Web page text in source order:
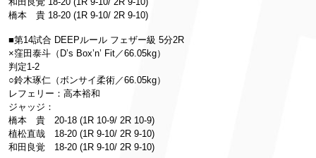
橋本 貴 18-20 (1R 9-10/ 2R 9-10)
■第14試合 DEEPルール フェザー級 5分2R
×窪田泰斗（D’s Box’n’ Fit／66.05kg）
判定1-2
○鈴木琢仁（ボンサイ柔術／66.05kg）
レフェリー：高本裕和
ジャッジ：
橋本 貴 20-18 (1R 10-9/ 2R 10-9)
植松直哉 18-20 (1R 9-10/ 2R 9-10)
和田良覚 18-20 (1R 9-10/ 2R 9-10)